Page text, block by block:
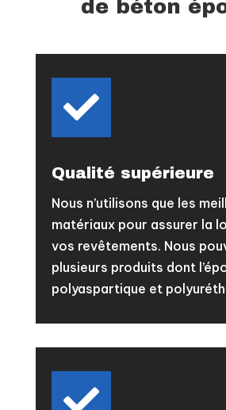
de béton

Qualité supérieure
Nous n’utilisons que les
matériaux pour assurer la
vos revêtements. Nous
plusieurs produits dont
polyaspartique et
